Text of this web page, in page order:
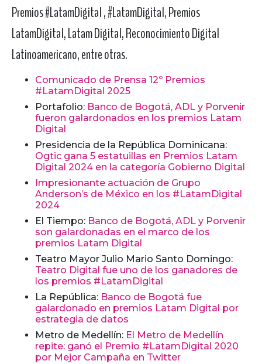
Premios #LatamDigital , #LatamDigital, Premios
LatamDigital, Latam Digital, Reconocimiento Digital
Latinoamericano, entre otras.
Comunicado de Prensa 12º Premios
#LatamDigital 2025
Portafolio: Banco de Bogotá, ADL y Porvenir
fueron galardonados en los premios Latam
Digital
Presidencia de la República Dominicana:
Ogtic gana 5 estatuillas en Premios Latam
Digital 2024 en la categoría Gobierno Digital
Impresionante actuación de Grupo
Anderson’s de México en los #LatamDigital
2024
El Tiempo: Banco de Bogotá, ADL y Porvenir
son galardonadas en el marco de los
premios Latam Digital
Teatro Mayor Julio Mario Santo Domingo:
Teatro Digital fue uno de los ganadores de
los premios #LatamDigital
La República: Banco de Bogotá fue
galardonado en premios Latam Digital por
estrategia de datos
Metro de Medellín: El Metro de Medellín
repite: ganó el Premio #LatamDigital 2020
por Mejor Campaña en Twitter